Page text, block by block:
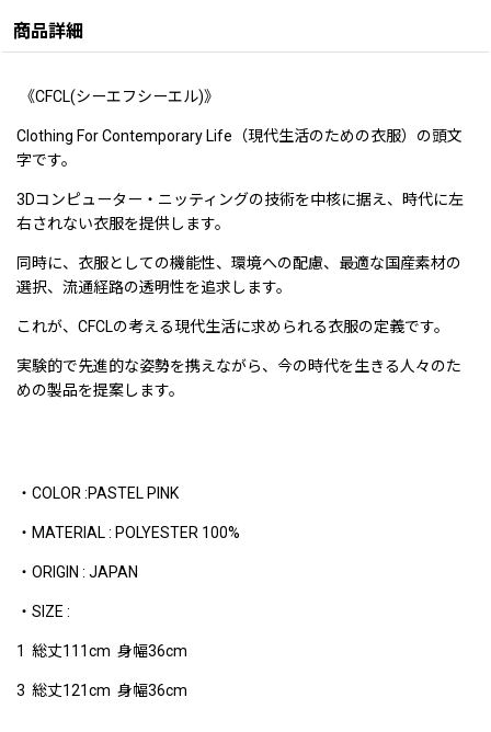
商品詳細
《CFCL(シーエフシーエル)》
Clothing For Contemporary Life（現代生活のための衣服）の頭文
字です。
3Dコンピューター・ニッティングの技術を中核に据え、時代に左
右されない衣服を提供します。
同時に、衣服としての機能性、環境への配慮、最適な国産素材の
選択、流通経路の透明性を追求します。
これが、CFCLの考える現代生活に求められる衣服の定義です。
実験的で先進的な姿勢を携えながら、今の時代を生きる人々のた
めの製品を提案します。
・COLOR :PASTEL PINK
・MATERIAL : POLYESTER 100%
・ORIGIN : JAPAN
・SIZE :
1 総丈111cm 身幅36cm
3 総丈121cm 身幅36cm